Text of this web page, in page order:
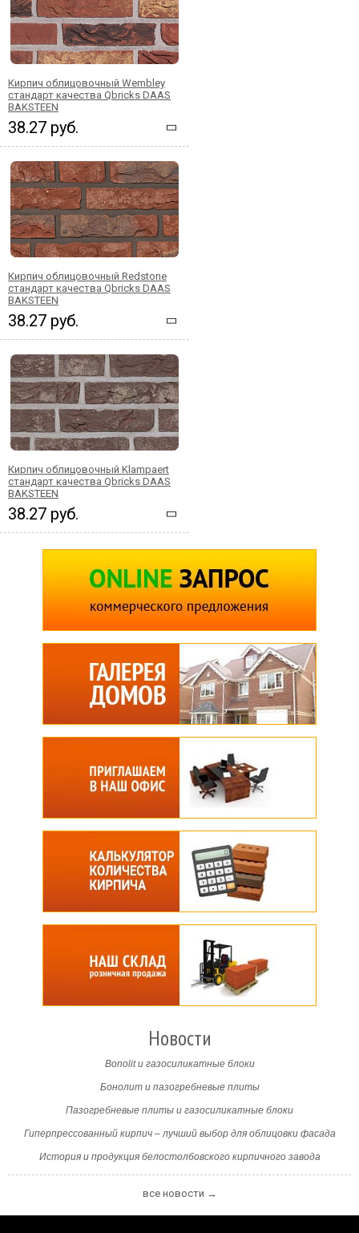
Кирпич облицовочный Wembley
стандарт качества Qbricks DAAS
BAKSTEEN
38.27 руб.
Кирпич облицовочный Redstone
стандарт качества Qbricks DAAS
BAKSTEEN
38.27 руб.
Кирпич облицовочный Klampaert
стандарт качества Qbricks DAAS
BAKSTEEN
38.27 руб.
Новости
Bonolit и газосиликатные блоки
Бонолит и пазогребневые плиты
Пазогребневые плиты и газосиликатные блоки
Гиперпрессованный кирпич – лучший выбор для облицовки фасада
История и продукция белостолбовского кирпичного завода
все новости →